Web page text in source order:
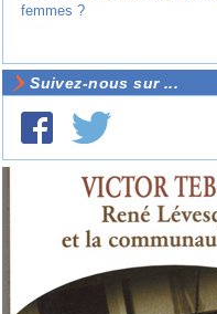
femmes ?
Suivez-nous sur ...